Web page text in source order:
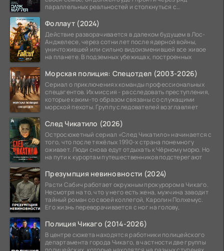
параллельных реальностей и столкнуться с
Фоллаут (2024)
Действие разворачивается в далеком будущем в Лос-
Анджелесе, через сотни лет после ядерной войны,
уничтожившей или сильно видоизменившей все живое
на планете. В подземных убежищах, построенных
Морская полиция: Спецотдел (2003-2026)
Сериал о приключениях команды профессиональных
спецагентов. Их миссия - расследовать преступления,
которые каким-то образом связаны со служащими
морской пехоты. Группу следователей возглавляет
След Чикатило (2026)
Остросюжетный сериал «След Чикатило» начинается с
того, что после тяжёлых 1990-х страна понемногу
оживает. Люди снова едут отдыхать к Чёрному морю. Но
на пути к курортам путешественников подстерегают
Презумпция невиновности (2024)
Расти Сабич работает окружным прокурором в Чикаго.
Несмотря на то, что у него есть жена, мужчина заводит
тайный роман со своей коллегой, Каролин Полхемус.
Его жизнь переворачивается с ног на голову,
Полиция Чикаго (2014-2026)
В центре сюжета находятся работники полицейского
департамента города Чикаго, в частности две группы